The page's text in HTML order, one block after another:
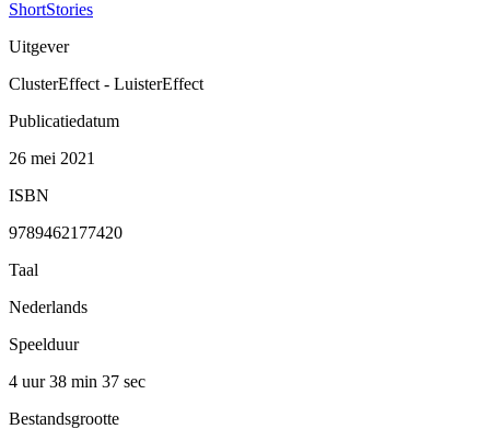
ShortStories
Uitgever
ClusterEffect - LuisterEffect
Publicatiedatum
26 mei 2021
ISBN
9789462177420
Taal
Nederlands
Speelduur
4 uur 38 min 37 sec
Bestandsgrootte